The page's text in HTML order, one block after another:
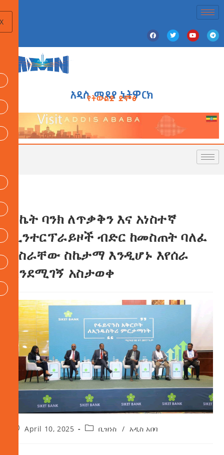
አዲስ ሚዲያ ኔትዎርክ
የትውልድ ድምፅ
ስኬት ባንክ ለጥቃቅን እና አነስተኛ
ኢንተርፕራይዞች ብድር ከመስጠት ባለፈ
በስራቸው ስኬታማ እንዲሆኑ እየሰራ
እንደሚገኝ አስታወቀ
April 10, 2025 ቢዝነስ / አዲስ አበባ